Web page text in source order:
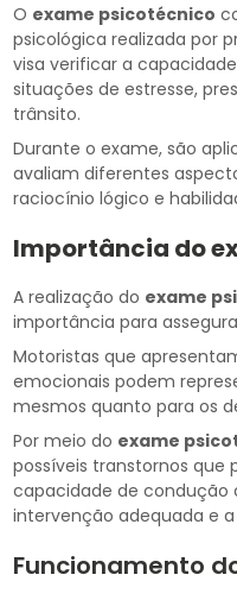
O exame psicotécnico
psicológica realizada por
visa verificar a
situações de estresse,
trânsito.
Durante o exame, são
avaliam diferentes
raciocínio lógico e
Importância do
A realização do exame
importância para
Motoristas que
emocionais podem
mesmos quanto para os
Por meio do exame
possíveis transtornos
capacidade de condução
intervenção adequada e
Funcionamento